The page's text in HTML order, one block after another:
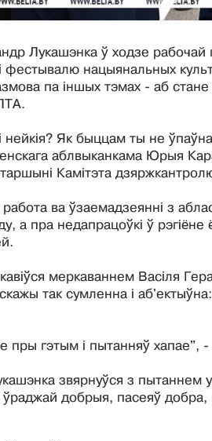
Лукашэнка ў ходзе
фестывалю нацыянальных
па іншых тэмах - аб
Як быццам ты не
аблвыканкама Юрыя
Камітэта
ва ўзаемадзеянні з
а пра недапрацоўкі ў
меркаваннем Васіля
так сумленна і
гэтым і пытанняў хапае", -
звярнуўся з
ўраджай добрыя, пасеяў